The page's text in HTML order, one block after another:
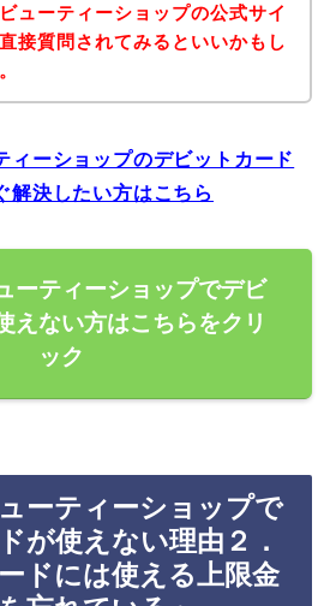
ューティーショップの公式サイ
接質問されてみるといいかもし
ィーショップのデビットカード
解決したい方はこちら
ーティーショップでデビ
えない方はこちらをクリ
ック
ーティーショップで
が使えない理由２．
ドには使える上限金